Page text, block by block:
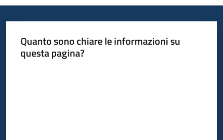
Quanto sono chiare le informazioni su
questa pagina?